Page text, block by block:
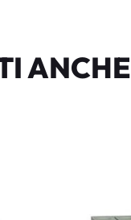
ANCHE